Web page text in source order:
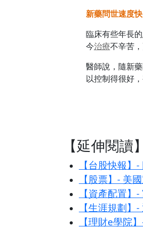
新藥問世速度
臨床有些年長的
今治療不辛苦
醫師說，隨新
以控制得很好
【延伸閱讀】
【台股快報
【股票】- 美
【資產配置
【生涯規劃
【理財e學院